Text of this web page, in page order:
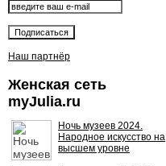
Наш партнёр
Женская сеть
myJulia.ru
Ночь музеев 2024.
Народное искусство на
высшем уровне